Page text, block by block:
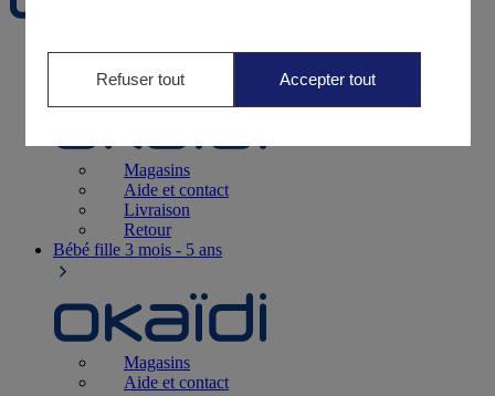
Naissance0-12 mois
Magasins
Aide et contact
Livraison
Retour
Bébé fille 3 mois - 5 ans
Magasins
Aide et contact
Refuser tout Accepter tout